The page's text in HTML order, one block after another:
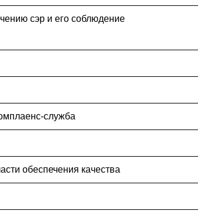
сэр и его соблюдение
служба
обеспечения качества